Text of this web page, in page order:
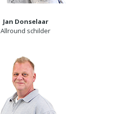
Jan Donselaar
Allround schilder